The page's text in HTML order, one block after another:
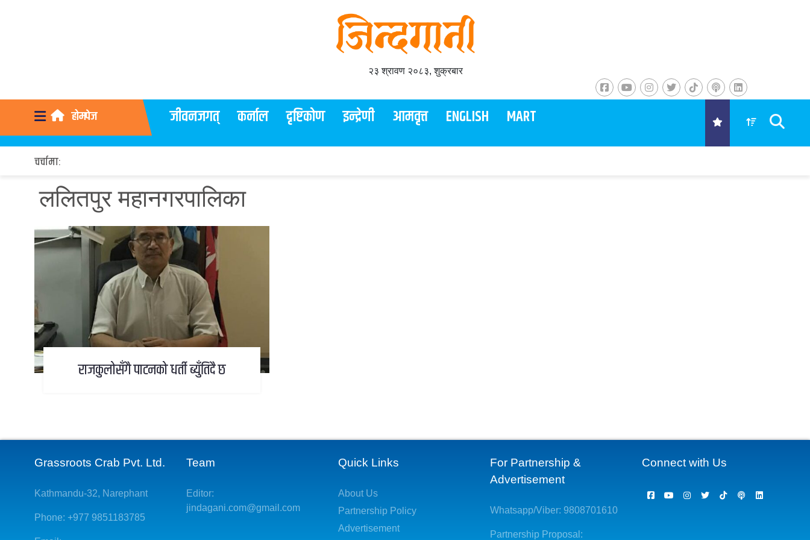
२३ श्रावण २०८३, शुक्रबार
होमपेज जीवनजगत् कर्नाल दृष्टिकोण इन्द्रेणी आमवृत्त ENGLISH MART
चर्चामा:
ललितपुर महानगरपालिका
राजकुलोसँगै पाटनको धर्ती ब्युँतिदै छ
Grassroots Crab Pvt. Ltd.
Kathmandu-32, Narephant
Phone: +977 9851183785
Team
Editor:
jindagani.com@gmail.com
Quick Links
About Us
Partnership Policy
Advertisement
For Partnership &
Advertisement
Whatsapp/Viber: 9808701610
Partnership Proposal:
Connect with Us